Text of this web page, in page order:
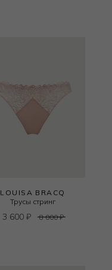
LOUISA BRACQ
Трусы стринг
3 600 ₽ 8 000₽